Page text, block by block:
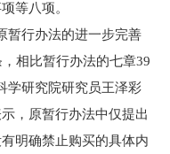
等八项。
行办法的进一步完善
相比暂行办法的七章39
学研究院研究员王泽彩
，原暂行办法中仅提出
明确禁止购买的具体内